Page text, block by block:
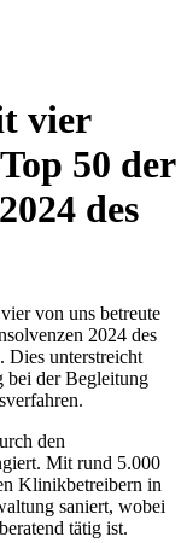
vier
50 der
des
von uns betreute
2024 des
Dies unterstreicht
bei der Begleitung
den
Mit rund 5.000
Klinikbetreibern in
saniert, wobei
beratend tätig ist.